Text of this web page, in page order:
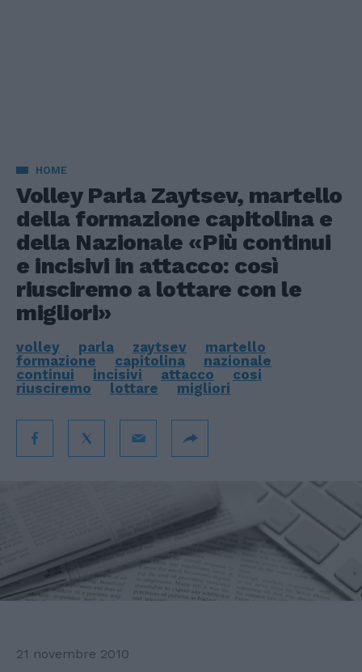
HOME
Volley Parla Zaytsev, martello
della formazione capitolina e
della Nazionale «Più continui
e incisivi in attacco: così
riusciremo a lottare con le
migliori»
volley parla zaytsev
martello
formazione
capitolina
nazionale
continui
incisivi attacco
cosi
riusciremo
lottare migliori
21 novembre 2010